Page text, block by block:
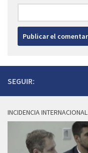
SEGUIR:
INCIDENCIA INTERNACIONAL